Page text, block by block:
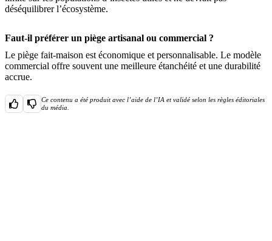
déséquilibrer l’écosystème.
Faut-il préférer un piège artisanal ou commercial ?
Le piège fait-maison est économique et personnalisable. Le modèle
commercial offre souvent une meilleure étanchéité et une durabilité
accrue.
Ce contenu a été produit avec l’aide de l’IA et validé selon les règles éditoriales
du média.